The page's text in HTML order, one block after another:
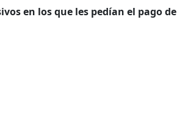
en los que les pedían el pago de